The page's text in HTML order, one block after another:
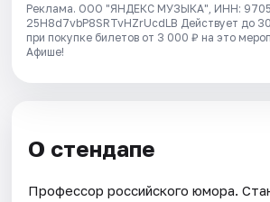
Реклама. ООО "ЯНДЕКС МУЗЫКА", ИНН:
25H8d7vbP8SRTvHZrUcdLB Действует до
при покупке билетов от 3 000 ₽ на это
Афише!
О стендапе
Профессор российского юмора.